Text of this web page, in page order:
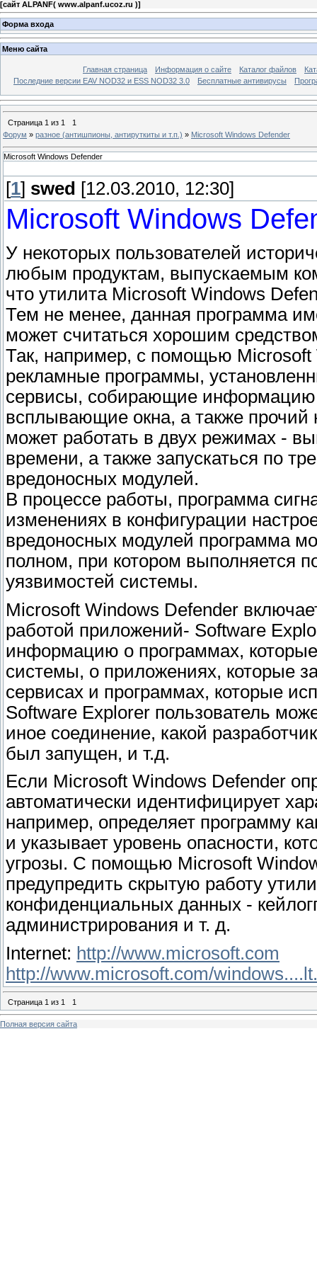
[сайт ALPANF( www.alpanf.ucoz.ru )]
Форма входа
Меню сайта
Главная страница Информация о сайте Каталог файлов
Последние версии EAV NOD32 и ESS NOD32 3.0
Бесплатные антивирусы
Страница 1 из 1
1
Форум » разное (антишпионы, антируткиты и т.п.) » Microsoft Windows Defender
Microsoft Windows Defender
[1] swed [12.03.2010, 12:30]
Microsoft Windows
У некоторых пользователей
любым продуктам, выпускаемым
что утилита Microsoft Windows
Тем не менее, данная программа
может считаться хорошим
Так, например, с помощью
рекламные программы,
сервисы, собирающие
всплывающие окна, а также
может работать в двух режимах -
времени, а также запускаться по
вредоносных модулей.
В процессе работы, программа
изменениях в конфигурации
вредоносных модулей программа
полном, при котором выполняется
уязвимостей системы.
Microsoft Windows Defender
работой приложений- Software
информацию о программах, которые
системы, о приложениях, которые
сервисах и программах, которые
Software Explorer пользователь
иное соединение, какой
был запущен, и т.д.
Если Microsoft Windows Defender
автоматически идентифицирует
например, определяет программу
и указывает уровень опасности,
угрозы. С помощью Microsoft
предупредить скрытую работу
конфиденциальных данных -
администрирования и т. д.
Internet: http://www.microsoft.com
http://www.microsoft.com/
Страница 1 из 1 1
Полная версия сайта